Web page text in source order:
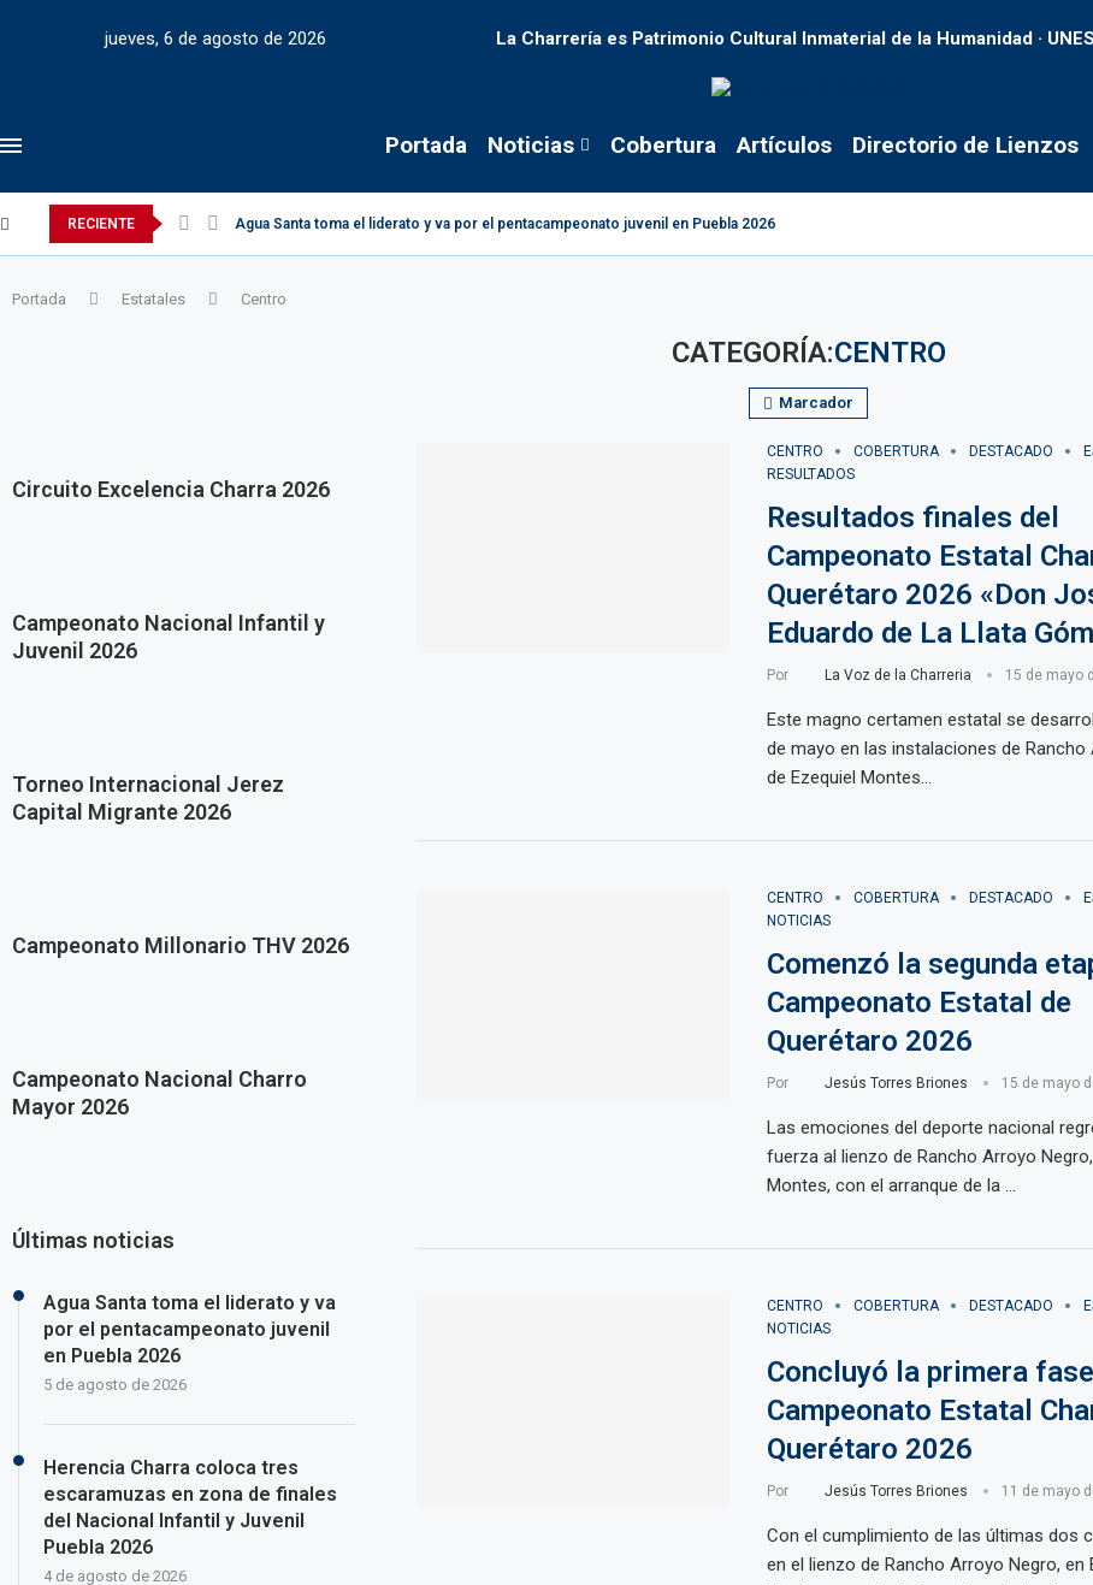
jueves, 6 de agosto de 2026 La Charrería es Patrimonio Cultural Inmaterial de la Humanidad ·
Portada Noticias Cobertura Artículos Directorio de Lienzos
RECIENTE Agua Santa toma el liderato y va por el pentacampeonato juvenil en Puebla 2026
Portada Estatales Centro
CATEGORÍA:CENTRO
Marcador
CENTRO COBERTURA DESTACADO
RESULTADOS
Resultados finales del
Campeonato Estatal
Querétaro 2026 «Don
Eduardo de La Llata
Por La Voz de la Charreria 15 de mayo
Este magno certamen estatal se
de mayo en las instalaciones de Rancho
de Ezequiel Montes…
CENTRO COBERTURA DESTACADO
NOTICIAS
Comenzó la segunda
Campeonato Estatal de
Querétaro 2026
Por Jesús Torres Briones 15 de mayo
Las emociones del deporte nacional
fuerza al lienzo de Rancho Arroyo
Montes, con el arranque de la …
CENTRO COBERTURA DESTACADO
NOTICIAS
Concluyó la primera fase
Campeonato Estatal
Querétaro 2026
Por Jesús Torres Briones 11 de mayo
Con el cumplimiento de las últimas dos
en el lienzo de Rancho Arroyo Negro, en
Circuito Excelencia Charra 2026
Campeonato Nacional Infantil y
Juvenil 2026
Torneo Internacional Jerez
Capital Migrante 2026
Campeonato Millonario THV 2026
Campeonato Nacional Charro
Mayor 2026
Últimas noticias
Agua Santa toma el liderato y va
por el pentacampeonato juvenil
en Puebla 2026
5 de agosto de 2026
Herencia Charra coloca tres
escaramuzas en zona de finales
del Nacional Infantil y Juvenil
Puebla 2026
4 de agosto de 2026